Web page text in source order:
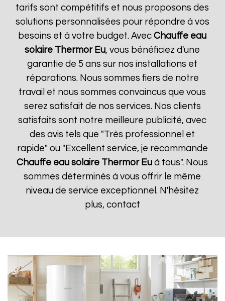
tarifs sont compétitifs et nous proposons des
solutions personnalisées pour répondre à vos
besoins et à votre budget. AvecChauffe eau
solaire Thermor Eu, vous bénéficiez d'une
garantie de 5 ans sur nos installations et
réparations. Nous sommes fiers de notre
travail et nous sommes convaincus que vous
serez satisfait de nos services. Nos clients
satisfaits sont notre meilleure publicité, avec
des avis tels que "Très professionnel et
rapide" ou "Excellent service, je recommande
Chauffe eau solaire Thermor Eu à tous". Nous
sommes déterminés à vous offrir le même
niveau de service exceptionnel. N'hésitez
plus, contact